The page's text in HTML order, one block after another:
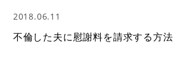
2018.06.11
不倫した夫に慰謝料を請求する方法